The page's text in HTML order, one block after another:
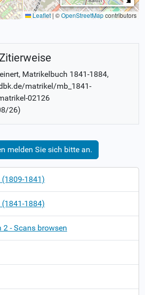
Leaflet|©OpenStreetMapcontributors
, Matrikelbuch 1841-1884,
matrikel/mb_1841-
02126
26)
melden Sie sich bitte an.
1841)
1884)
2 - Scans browsen